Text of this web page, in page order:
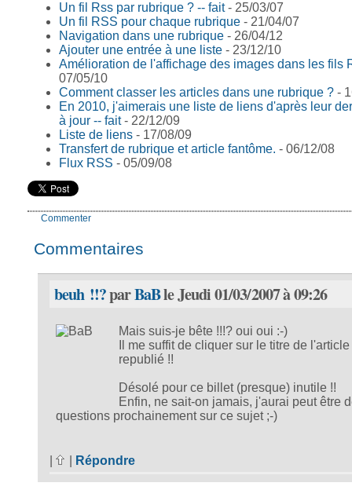
Un fil Rss par rubrique ? -- fait- 25/03/07
Un fil RSS pour chaque rubrique - 21/04/07
Navigation dans une rubrique - 26/04/12
Ajouter une entrée à une liste - 23/12/10
Amélioration de l'affichage des images dans les fils
07/05/10
Comment classer les articles dans une rubrique ? -
En 2010, j'aimerais une liste de liens d'après leur
à jour -- fait- 22/12/09
Liste de liens - 17/08/09
Transfert de rubrique et article fantôme. - 06/12/08
Flux RSS - 05/09/08
Commenter
Commentaires
beuh !!?parBaBle Jeudi 01/03/2007 à 09:26
Mais suis-je bête !!!? oui oui :-)
Il me suffit de cliquer sur le titre de l'article
republié !!
Désolé pour ce billet (presque) inutile !!
Enfin, ne sait-on jamais, j'aurai peut être
questions prochainement sur ce sujet ;-)
Répondre